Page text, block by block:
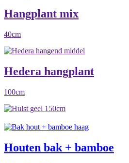
Hangplant mix
40cm
Hedera hangplant
100cm
Houten bak + bamboe